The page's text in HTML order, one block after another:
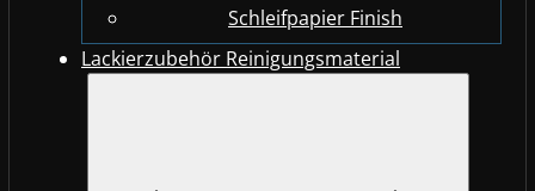
Schleifpapier Finish
Lackierzubehör Reinigungsmaterial